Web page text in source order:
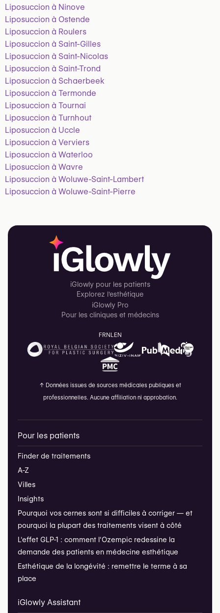
Liposuccion à Ninove
Liposuccion à Ostende
Liposuccion à Roulers
Liposuccion à Saint-Gilles
Liposuccion à Saint-Nicolas
Liposuccion à Saint-Trond
Liposuccion à Schaerbeek
Liposuccion à Termonde
Liposuccion à Tournai
Liposuccion à Turnhout
Liposuccion à Uccle
Liposuccion à Verviers
Liposuccion à Waterloo
Liposuccion à Wavre
Liposuccion à Woluwe-Saint-Lambert
Liposuccion à Woluwe-Saint-Pierre
iGlowly pour les patients
Explorez l'esthétique
iGlowly Pro
Pour les cliniques et médecins
FRNLEN
↑ Données issues de sources médicales publiques et
professionnelles. Aucune affiliation ni approbation.
Pour les patients
Finder de traitements
A-Z
Villes
Insights
Pourquoi vos cernes sont si difficiles à corriger — et
pourquoi la plupart des traitements visent à côté
L'effet GLP-1 : comment l'Ozempic redessine la
demande des patients en médecine esthétique
Esthétique de la longévité : remettre le terme à sa
place
iGlowly Assistant